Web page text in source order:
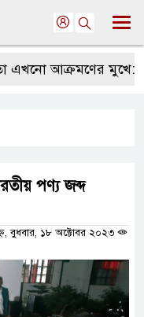
এখনো আক্রমণের মুখে:
পণ্য জব্দ
বুধবার, ১৮ অক্টোবর ২০২৩